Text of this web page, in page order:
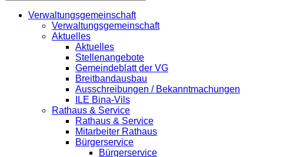
Verwaltungsgemeinschaft
Verwaltungsgemeinschaft
Aktuelles
Aktuelles
Stellenangebote
Gemeindeblatt der VG
Breitbandausbau
Ausschreibungen / Bekanntmachungen
ILE Bina-Vils
Rathaus & Service
Rathaus & Service
Mitarbeiter Rathaus
Bürgerservice
Bürgerservice